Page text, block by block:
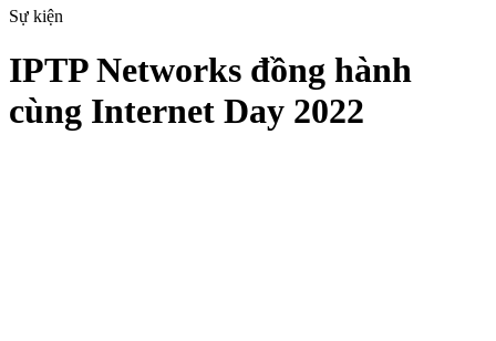
Sự kiện
IPTP Networks đồng hành
cùng Internet Day 2022